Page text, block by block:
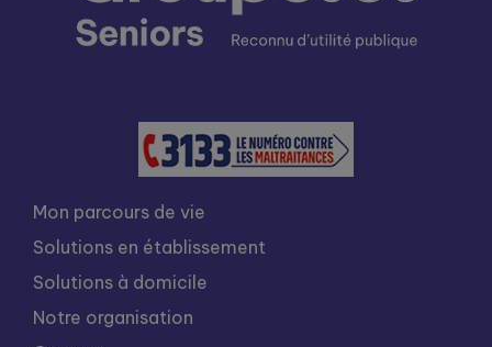
Mon parcours de vie
Solutions en établissement
Solutions à domicile
Notre organisation